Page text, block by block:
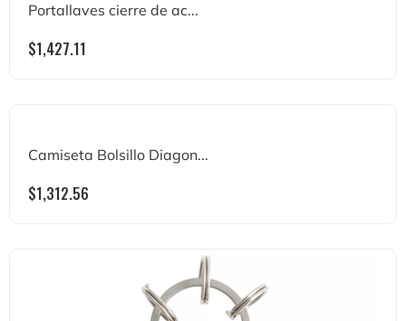
Portallaves cierre de ac...
$1,427.11
Camiseta Bolsillo Diagon...
$1,312.56